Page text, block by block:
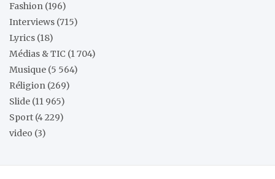
Fashion (196)
Interviews (715)
Lyrics (18)
Médias & TIC (1 704)
Musique (5 564)
Réligion (269)
Slide (11 965)
Sport (4 229)
video (3)